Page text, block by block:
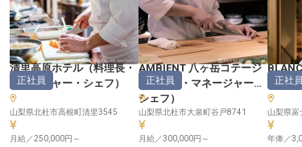
清里高原ホテル（料理長・
マネージャー・シェフ ）
正社員
山梨県北杜市高根町清里3545
月給／250,000円～
AMBIENT 八ヶ岳コテージ
（料理長・マネージャー・
シェフ ）
正社員
山梨県北杜市大泉町谷戸8741
月給／300,000円～
BLANC
ネー
正社員
山梨県富
年俸／